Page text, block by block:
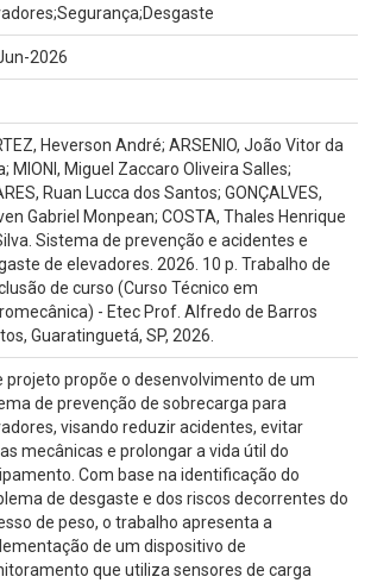
2026
Heverson André; ARSENIO, João Vitor da
MIONI, Miguel Zaccaro Oliveira Salles;
Ruan Lucca dos Santos; GONÇALVES,
Gabriel Monpean; COSTA, Thales Henrique
Sistema de prevenção e acidentes e
de elevadores. 2026. 10 p. Trabalho de
de curso (Curso Técnico em
- Etec Prof. Alfredo de Barros
Guaratinguetá, SP, 2026.
projeto propõe o desenvolvimento de um
de prevenção de sobrecarga para
visando reduzir acidentes, evitar
mecânicas e prolongar a vida útil do
Com base na identificação do
de desgaste e dos riscos decorrentes do
de peso, o trabalho apresenta a
de um dispositivo de
que utiliza sensores de carga